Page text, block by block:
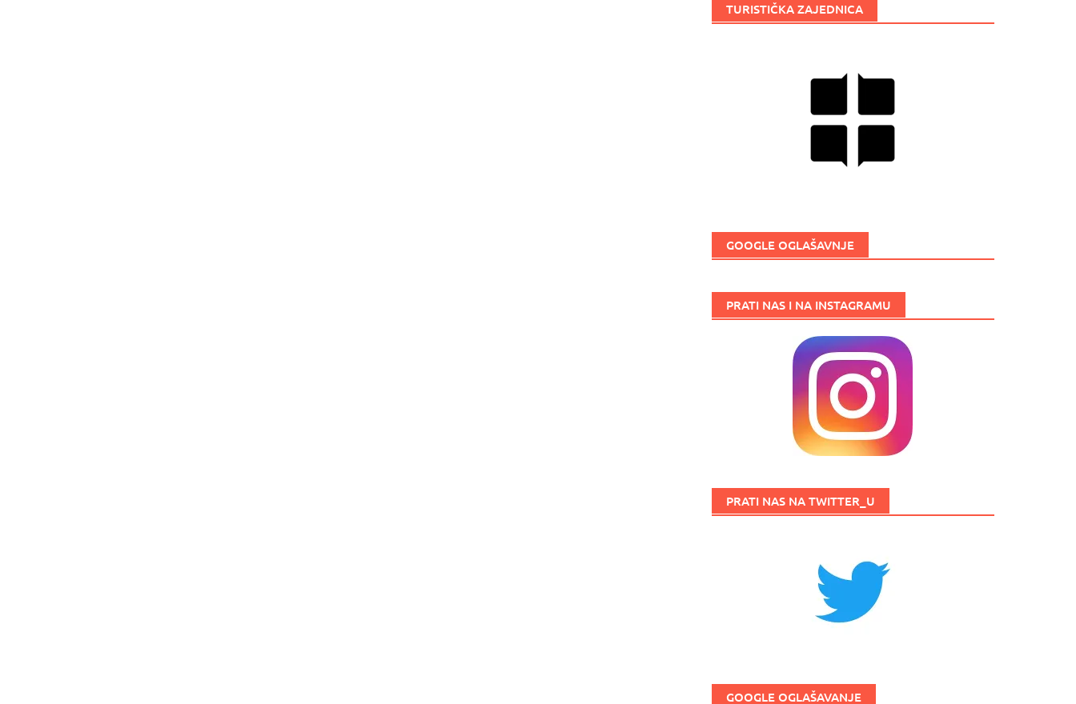
TURISTIČKA ZAJEDNICA
GOOGLE OGLAŠAVNJE
PRATI NAS I NA INSTAGRAMU
PRATI NAS NA TWITTER_U
GOOGLE OGLAŠAVANJE